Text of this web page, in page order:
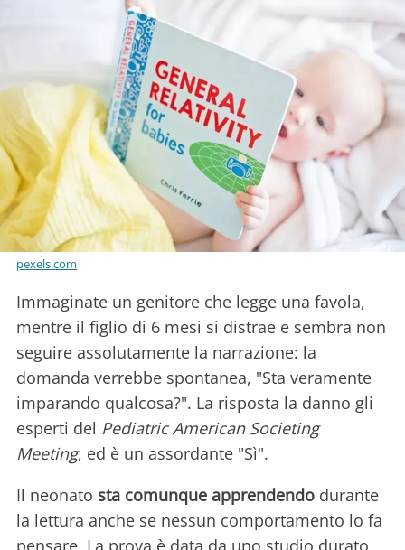
pexels.com
Immaginate un genitore che legge una favola,
mentre il figlio di 6 mesi si distrae e sembra non
seguire assolutamente la narrazione: la
domanda verrebbe spontanea, "Sta veramente
imparando qualcosa?". La risposta la danno gli
esperti del Pediatric American Societing
Meeting, ed è un assordante "Sì".
Il neonato sta comunque apprendendo durante
la lettura anche se nessun comportamento lo fa